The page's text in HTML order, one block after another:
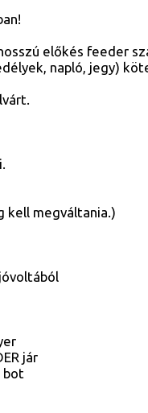
előkés feeder
napló, jegy)
kell megváltania.)
jár
bot